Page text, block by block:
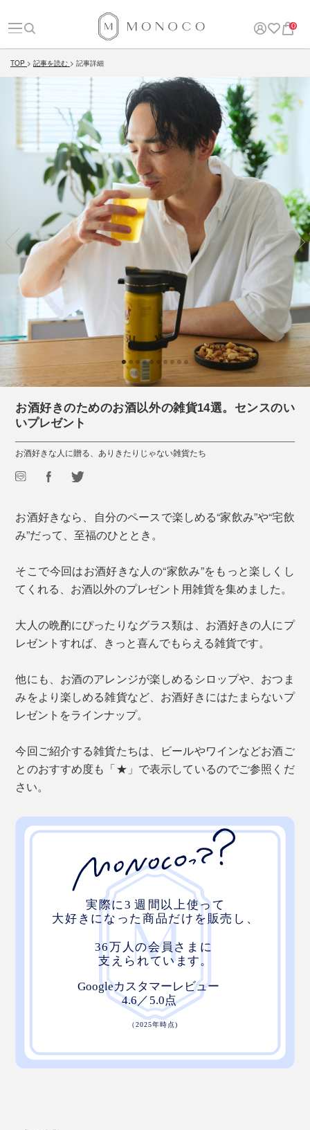
0
TOP 記事を読む 記事詳細
お酒好きのためのお酒以外の雑貨14選。センスのい
いプレゼント
お酒好きな人に贈る、ありきたりじゃない雑貨たち
お酒好きなら、自分のペースで楽しめる“家飲み”や“宅飲
み”だって、至福のひととき。
そこで今回はお酒好きな人の“家飲み”をもっと楽しくし
てくれる、お酒以外のプレゼント用雑貨を集めました。
大人の晩酌にぴったりなグラス類は、お酒好きの人にプ
レゼントすれば、きっと喜んでもらえる雑貨です。
他にも、お酒のアレンジが楽しめるシロップや、おつま
みをより楽しめる雑貨など、お酒好きにはたまらないプ
レゼントをラインナップ。
今回ご紹介する雑貨たちは、ビールやワインなどお酒ご
とのおすすめ度も「★」で表示しているのでご参照くだ
さい。